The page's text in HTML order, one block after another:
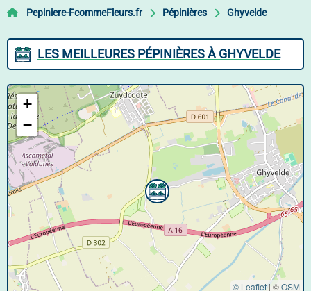
Pepiniere-FcommeFleurs.fr Pépinières Ghyvelde
LES MEILLEURES PÉPINIÈRES À GHYVELDE
+
−
© Leaflet | ©OSM